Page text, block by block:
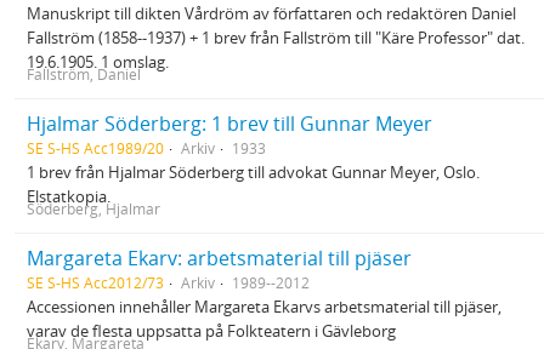
Manuskript till dikten Vårdröm av författaren och redaktören Daniel
Fallström (1858--1937) + 1 brev från Fallström till "Käre Professor" dat.
19.6.1905. 1 omslag.
Fallström, Daniel
Hjalmar Söderberg: 1 brev till Gunnar Meyer
SE S-HS Acc1989/20 Arkiv 1933
1 brev från Hjalmar Söderberg till advokat Gunnar Meyer, Oslo.
Elstatkopia.
Söderberg, Hjalmar
Margareta Ekarv: arbetsmaterial till pjäser
SE S-HS Acc2012/73 Arkiv 1989--2012
Accessionen innehåller Margareta Ekarvs arbetsmaterial till pjäser,
varav de flesta uppsatta på Folkteatern i Gävleborg
Ekarv, Margareta